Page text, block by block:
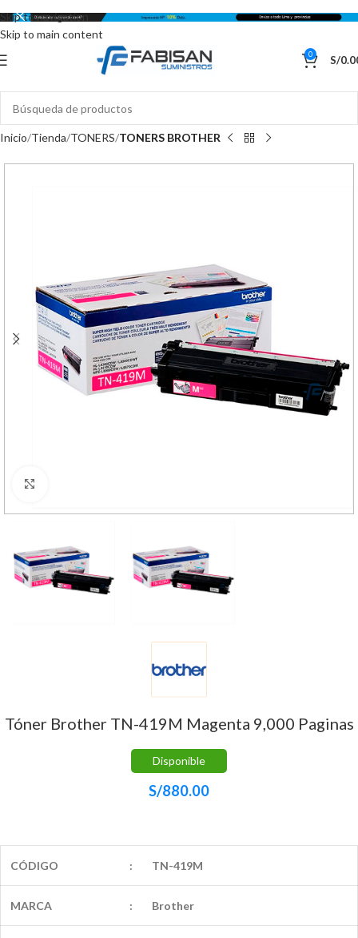
Skip to navigation
Skip to main content
0 S/
Inicio Tienda TONERS TONERS BROTHER
Tóner Brother TN-419M Magenta 9,000 Paginas
Disponible
S/880.00
CÓDIGO : TN-419M
MARCA : Brother